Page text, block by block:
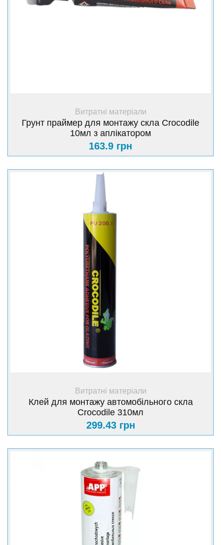
+ Купити
Витратні матеріали
Грунт праймер для монтажу скла Crocodile
10мл з аплікатором
163.9 грн
+ Купити
Витратні матеріали
Клей для монтажу автомобільного скла
Crocodile 310мл
299.43 грн